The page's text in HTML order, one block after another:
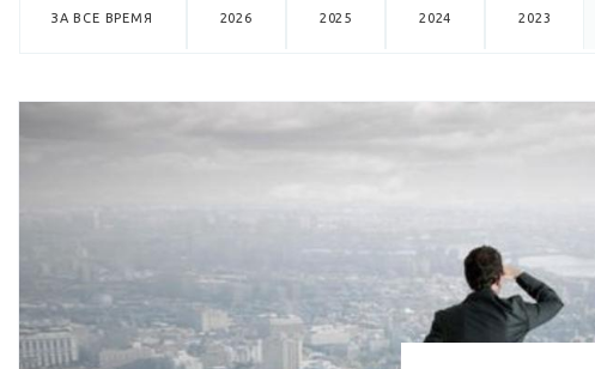
ЗА ВСЕ ВРЕМЯ 2026 2025 2024 2023